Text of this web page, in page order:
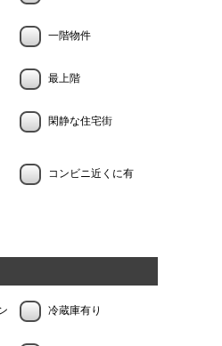
一階物件
最上階
閑静な住宅街
コンビニ近くに有
冷蔵庫有り